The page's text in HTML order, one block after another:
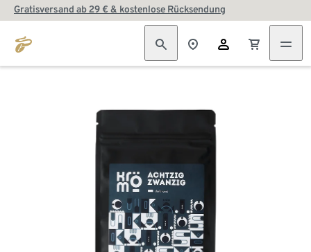
Gratisversand ab 29 € & kostenlose Rücksendung